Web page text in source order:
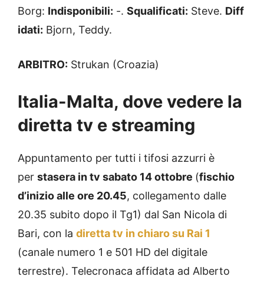
Borg: Indisponibili: -. Squalificati: Steve. Diff
idati: Bjorn, Teddy.
ARBITRO: Strukan (Croazia)
Italia-Malta, dove vedere la
diretta tv e streaming
Appuntamento per tutti i tifosi azzurri è
per stasera in tv sabato 14 ottobre (fischio
d’inizio alle ore 20.45, collegamento dalle
20.35 subito dopo il Tg1) dal San Nicola di
Bari, con la diretta tv in chiaro su Rai 1
(canale numero 1 e 501 HD del digitale
terrestre). Telecronaca affidata ad Alberto